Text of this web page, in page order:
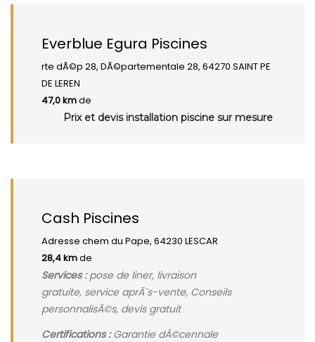
Everblue Egura Piscines
rte dÃ©p 28, DÃ©partementale 28, 64270 SAINT PE
DE LEREN
47,0 kmde
Prix et devis installation piscine sur mesure
Cash Piscines
Adresse chem du Pape, 64230 LESCAR
28,4 kmde
Services :pose de liner, livraison
gratuite, service aprÃ¨s-vente, Conseils
personnalisÃ©s, devis gratuit
Certifications :Garantie dÃ©cennale